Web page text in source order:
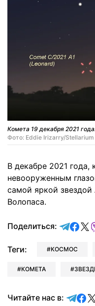
Комета 19 декабря 2021 года.
Фото: Eddie Irizarry/Stellarium
В декабре 2021 года,
невооруженным
самой яркой звездой
Волопаса.
Поделиться:
Теги: КОСМОС
КОМЕТА
Читайте нас в: